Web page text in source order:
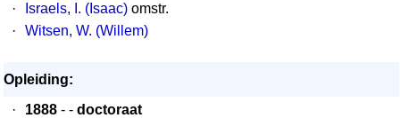
·
Israels, I. (Isaac) omstr.
·
Witsen, W. (Willem)
Opleiding:
·
1888 - - doctoraat